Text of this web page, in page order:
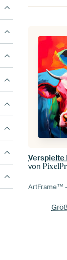
Verspielte
von
ArtFrame™